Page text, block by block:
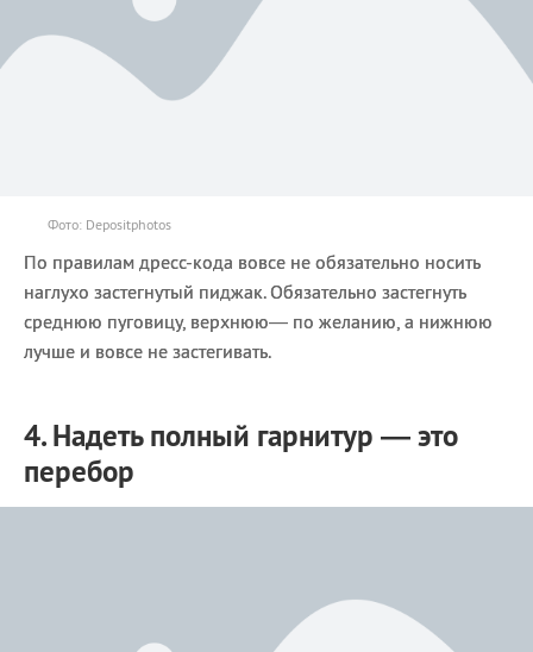
Фото: Depositphotos
По правилам дресс-кода вовсе не обязательно носить
наглухо застегнутый пиджак. Обязательно застегнуть
среднюю пуговицу, верхнюю— по желанию, а нижнюю
лучше и вовсе не застегивать.
4. Надеть полный гарнитур — это
перебор